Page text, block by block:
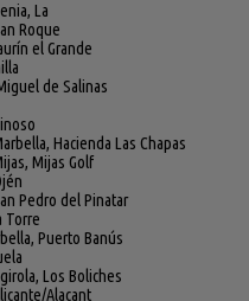
La
Roque
el Grande
de Salinas
Hacienda Las Chapas
Mijas Golf
Pedro del Pinatar
Torre
Puerto Banús
Los Boliches
Alacant